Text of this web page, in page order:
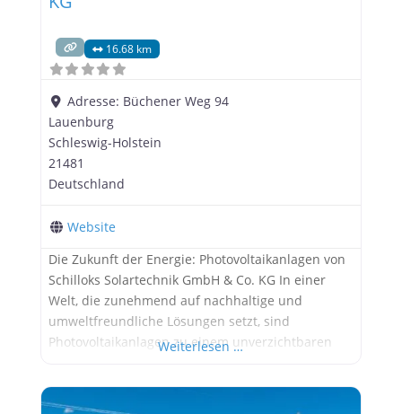
16.68 km
Adresse: Büchener Weg 94
Lauenburg
Schleswig-Holstein
21481
Deutschland
Website
Die Zukunft der Energie: Photovoltaikanlagen von
Schilloks Solartechnik GmbH & Co. KG In einer
Welt, die zunehmend auf nachhaltige und
umweltfreundliche Lösungen setzt, sind
Photovoltaikanlagen zu einem unverzichtbaren
geworden. Schilloks Solartechnik GmbH & Co. KG,
ansässig in Lauenburg, Schleswig-Holstein, ist Ihr
Weiterlesen …